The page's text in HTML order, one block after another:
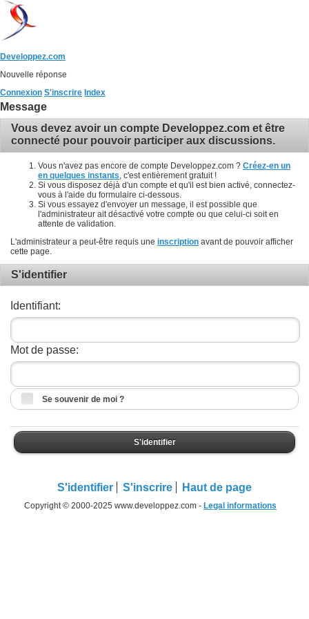
Developpez.com
Nouvelle réponse
Connexion S'inscrire Index
Message
Vous devez avoir un compte Developpez.com et être
connecté pour pouvoir participer aux discussions.
Vous n'avez pas encore de compte Developpez.com ? Créez-en un
en quelques instants , c'est entièrement gratuit !
Si vous disposez déjà d'un compte et qu'il est bien activé, connectez-
vous à l'aide du formulaire ci-dessous.
Si vous essayez d'envoyer un message, il est possible que
l'administrateur ait désactivé votre compte ou que celui-ci soit en
attente de validation.
L'administrateur a peut-être requis une inscription avant de pouvoir afficher
cette page.
S'identifier
Identifiant:
Mot de passe:
Se souvenir de moi ?
S'identifier
S'identifier S'inscrire Haut de page
Copyright © 2000-2025 www.developpez.com - Legal informations